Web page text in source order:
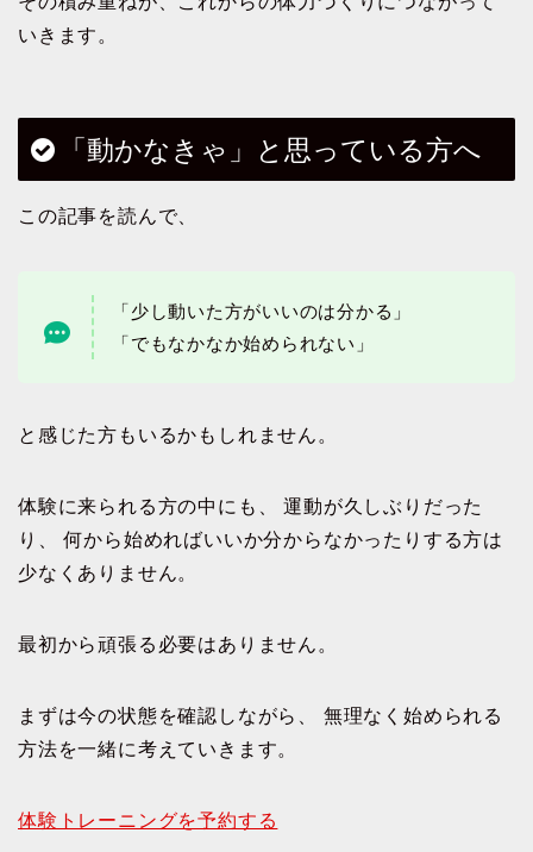
いきます。
「動かなきゃ」と思っている方へ
この記事を読んで、
「少し動いた方がいいのは分かる」
「でもなかなか始められない」
と感じた方もいるかもしれません。
体験に来られる方の中にも、 運動が久しぶりだった
り、 何から始めればいいか分からなかったりする方は
少なくありません。
最初から頑張る必要はありません。
まずは今の状態を確認しながら、 無理なく始められる
方法を一緒に考えていきます。
体験トレーニングを予約する